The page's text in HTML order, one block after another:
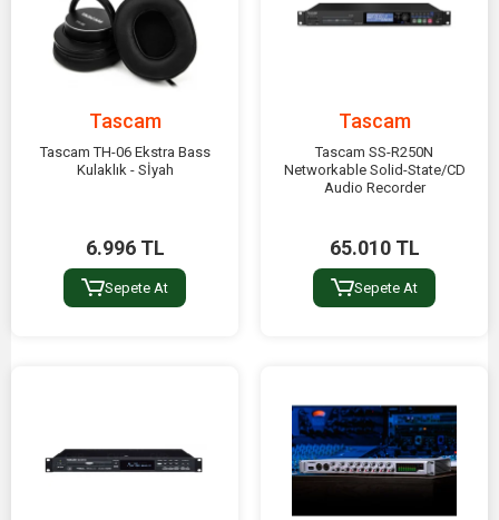
Tascam
Tascam TH-06 Ekstra Bass
Kulaklık - Sİyah
6.996 TL
Sepete At
Tascam
Tascam SS-R250N
Networkable Solid-State/CD
Audio Recorder
65.010 TL
Sepete At